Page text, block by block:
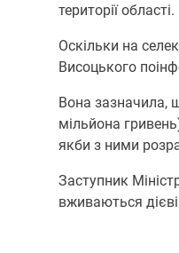
території області.
Оскільки на
Висоцького
Вона зазначила,
мільйона
якби з ними
Заступник
вживаються